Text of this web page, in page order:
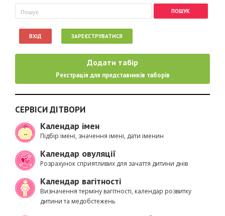
Пошукова форма
Пошук
ВХІД ЗАРЕЄСТРУВАТИСЯ
Додати табір
Реєстрація для представників таборів
СЕРВІСИ ДІТВОРИ
Календар імен
Підбір імені, значення імені, дати іменин
Календар овуляції
Розрахунок сприятливих для зачаття дитини днів
Календар вагітності
Визначення терміну вагітності, календар розвитку
дитини та медобстежень